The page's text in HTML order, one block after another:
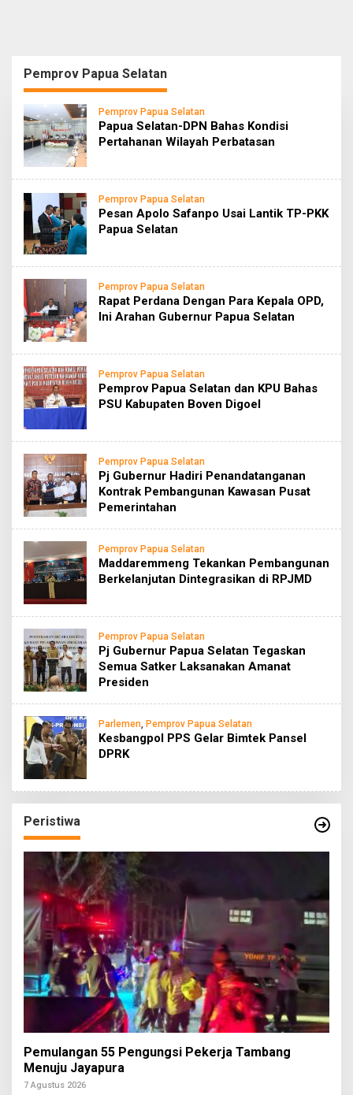
Pemprov Papua Selatan
Pemprov Papua Selatan
Papua Selatan-DPN Bahas Kondisi
Pertahanan Wilayah Perbatasan
Pemprov Papua Selatan
Pesan Apolo Safanpo Usai Lantik TP-PKK
Papua Selatan
Pemprov Papua Selatan
Rapat Perdana Dengan Para Kepala OPD,
Ini Arahan Gubernur Papua Selatan
Pemprov Papua Selatan
Pemprov Papua Selatan dan KPU Bahas
PSU Kabupaten Boven Digoel
Pemprov Papua Selatan
Pj Gubernur Hadiri Penandatanganan
Kontrak Pembangunan Kawasan Pusat
Pemerintahan
Pemprov Papua Selatan
Maddaremmeng Tekankan Pembangunan
Berkelanjutan Dintegrasikan di RPJMD
Pemprov Papua Selatan
Pj Gubernur Papua Selatan Tegaskan
Semua Satker Laksanakan Amanat
Presiden
Parlemen, Pemprov Papua Selatan
Kesbangpol PPS Gelar Bimtek Pansel
DPRK
Peristiwa
Pemulangan 55 Pengungsi Pekerja Tambang
Menuju Jayapura
7 Agustus 2026